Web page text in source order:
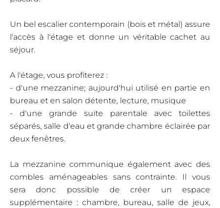
Un bel escalier contemporain (bois et métal) assure
l'accès à l'étage et donne un véritable cachet au
séjour.
A l'étage, vous profiterez :
- d'une mezzanine; aujourd'hui utilisé en partie en
bureau et en salon détente, lecture, musique
- d'une grande suite parentale avec toilettes
séparés, salle d'eau et grande chambre éclairée par
deux fenêtres.
La mezzanine communique également avec des
combles aménageables sans contrainte. Il vous
sera donc possible de créer un espace
supplémentaire : chambre, bureau, salle de jeux,